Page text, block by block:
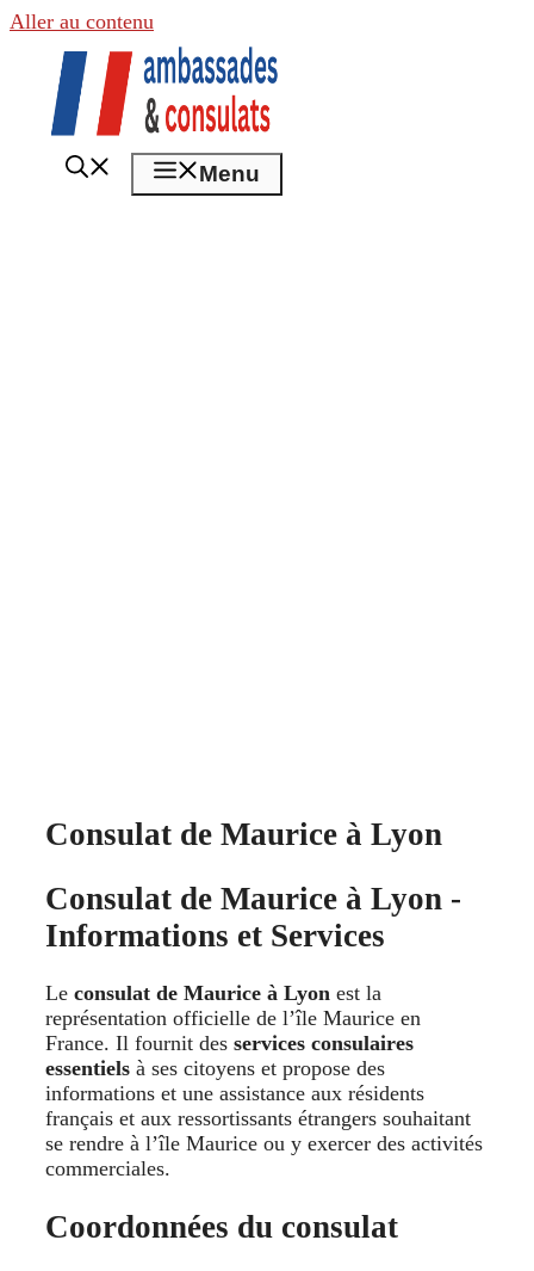
Aller au contenu
Menu
Consulat de Maurice à Lyon
Consulat de Maurice à Lyon -
Informations et Services
Le consulat de Maurice à Lyon est la
représentation officielle de l’île Maurice en
France. Il fournit des services consulaires
essentiels à ses citoyens et propose des
informations et une assistance aux résidents
français et aux ressortissants étrangers souhaitant
se rendre à l’île Maurice ou y exercer des activités
commerciales.
Coordonnées du consulat